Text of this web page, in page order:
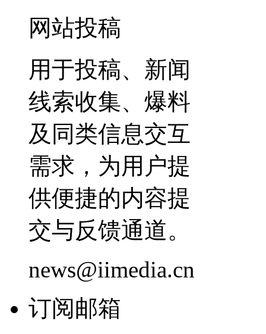
网站投稿
用于投稿、新闻
线索收集、爆料
及同类信息交互
需求，为用户提
供便捷的内容提
交与反馈通道。
news@iimedia.cn
订阅邮箱